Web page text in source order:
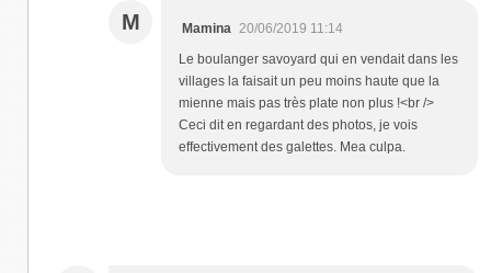
M Mamina
20/06/2019 11:14
Le boulanger savoyard qui en vendait dans les
villages la faisait un peu moins haute que la
mienne mais pas très plate non plus !<br />
Ceci dit en regardant des photos, je vois
effectivement des galettes. Mea culpa.